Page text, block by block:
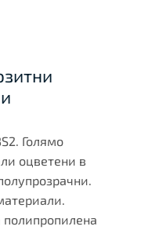
Голямо
оцветени в